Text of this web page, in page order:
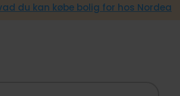
du kan købe bolig for hos Nordea